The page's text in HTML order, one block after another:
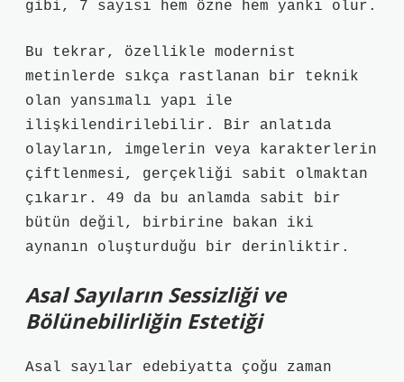
gibi, 7 sayısı hem özne hem yankı olur.
Bu tekrar, özellikle modernist
metinlerde sıkça rastlanan bir teknik
olan yansımalı yapı ile
ilişkilendirilebilir. Bir anlatıda
olayların, imgelerin veya karakterlerin
çiftlenmesi, gerçekliği sabit olmaktan
çıkarır. 49 da bu anlamda sabit bir
bütün değil, birbirine bakan iki
aynanın oluşturduğu bir derinliktir.
Asal Sayıların Sessizliği ve
Bölünebilirliğin Estetiği
Asal sayılar edebiyatta çoğu zaman